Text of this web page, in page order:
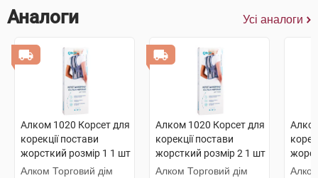
Аналоги Усі аналоги
Алком 1020 Корсет для
корекції постави
жорсткий розмір 1 1 шт
Алком Торговий дім
Алком 1020 Корсет для
корекції постави
жорсткий розмір 2 1 шт
Алком Торговий дім